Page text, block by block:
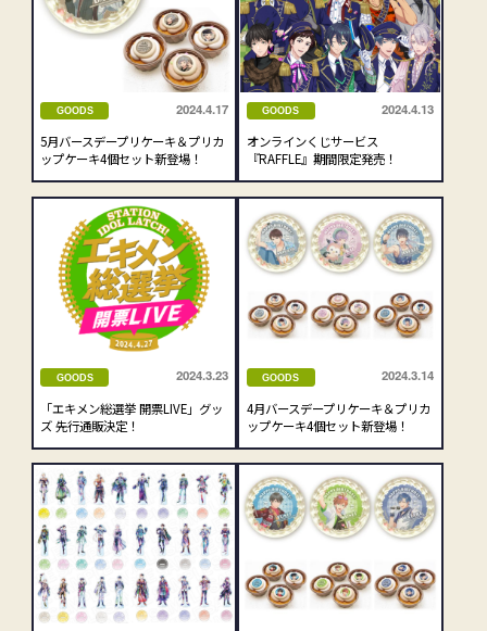
GOODS 2024.4.17
5月バースデープリケーキ＆プリカ
ップケーキ4個セット新登場！
GOODS 2024.4.13
オンラインくじサービス
『RAFFLE』期間限定発売！
GOODS 2024.3.23
「エキメン総選挙 開票LIVE」グッ
ズ 先行通販決定！
GOODS 2024.3.14
4月バースデープリケーキ＆プリカ
ップケーキ4個セット新登場！